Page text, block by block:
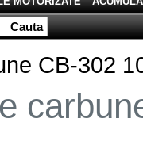
Cauta
CB-302